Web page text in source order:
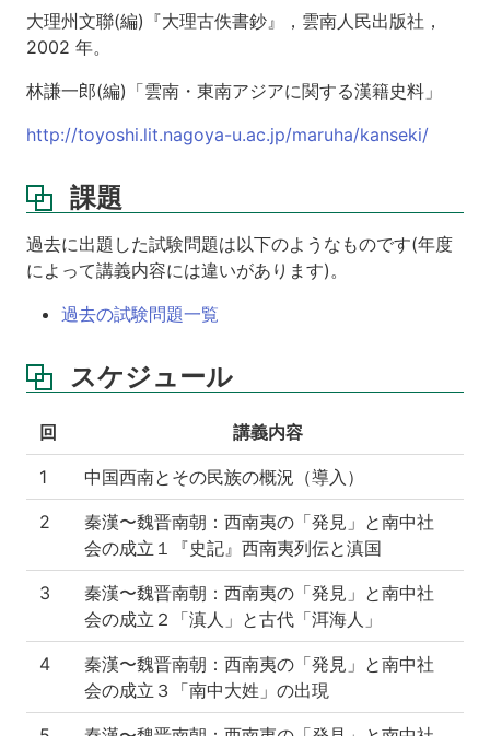
国
に
る
南
一
第
12
後
期
係
第
大理州文聯(編)『大理古佚書鈔』，雲南人民出版社，
2002 年。
林謙一郎(編)「雲南・東南アジアに関する漢籍史料」
http://toyoshi.lit.nagoya-u.ac.jp/maruha/kanseki/
課題
過去に出題した試験問題は以下のようなものです(年度
によって講義内容には違いがあります)。
過去の試験問題一覧
スケジュール
回 講義内容
1 中国西南とその民族の概況（導入）
2
秦漢〜魏晋南朝：西南夷の「発見」と南中社
会の成立１『史記』西南夷列伝と滇国
3
秦漢〜魏晋南朝：西南夷の「発見」と南中社
会の成立２「滇人」と古代「洱海人」
4
秦漢〜魏晋南朝：西南夷の「発見」と南中社
会の成立３「南中大姓」の出現